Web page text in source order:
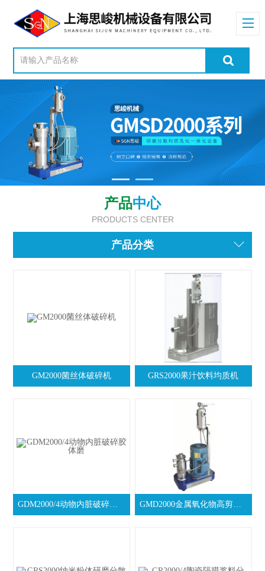
产品中心
PRODUCTS CENTER
产品分类
GM2000菌丝体破碎机 GRS2000果汁饮料均质机
GDM2000/4动物内脏破碎胶体磨 GMD2000金属氧化物高剪切研磨分散机